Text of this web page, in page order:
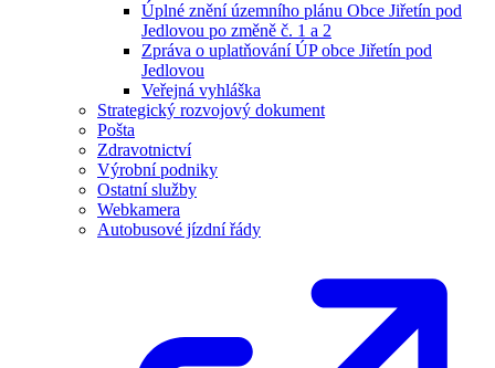
Úplné znění územního plánu Obce Jiřetín pod
Jedlovou po změně č. 1 a 2
Zpráva o uplatňování ÚP obce Jiřetín pod
Jedlovou
Veřejná vyhláška
Strategický rozvojový dokument
Pošta
Zdravotnictví
Výrobní podniky
Ostatní služby
Webkamera
Autobusové jízdní řády